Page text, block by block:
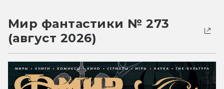
Мир фантастики № 273
(август 2026)